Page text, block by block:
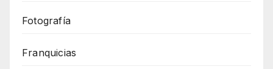
Fotografía
Franquicias